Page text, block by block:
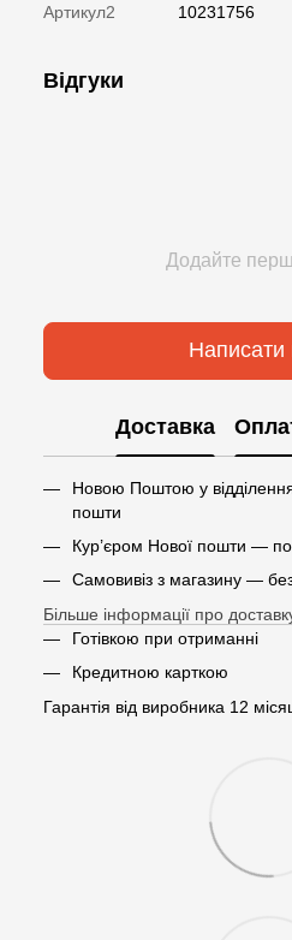
Артикул2 10231756
Відгуки
Додайте
Написати
Доставка
Новою Поштою у
пошти
Кур’єром Нової пошти —
Самовивіз з магазину —
Більше інформації про
Готівкою при отриманні
Кредитною карткою
Гарантія від виробника 12